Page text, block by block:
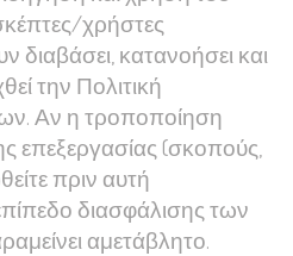
χρήστες
διαβάσει, κατανοήσει και
την Πολιτική
Αν η τροποποίηση
επεξεργασίας (σκοπούς,
πριν αυτή
διασφάλισης των
αμετάβλητο.